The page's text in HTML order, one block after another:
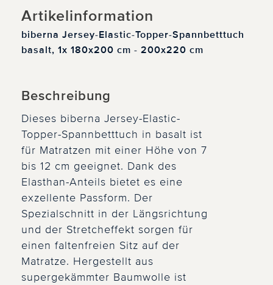
Artikelinformation
biberna Jersey-Elastic-Topper-Spannbetttuch
basalt, 1x 180x200 cm - 200x220 cm
Beschreibung
Dieses biberna Jersey-Elastic-
Topper-Spannbetttuch in basalt ist
für Matratzen mit einer Höhe von 7
bis 12 cm geeignet. Dank des
Elasthan-Anteils bietet es eine
exzellente Passform. Der
Spezialschnitt in der Längsrichtung
und der Stretcheffekt sorgen für
einen faltenfreien Sitz auf der
Matratze. Hergestellt aus
supergekämmter Baumwolle ist